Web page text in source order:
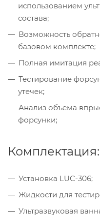
использованием
состава;
Возможность
базовом комплекте;
Полная имитация
Тестирование
утечек;
Анализ объема
форсунки;
Комплектация:
Установка LUC-306;
Жидкости для
Ультразвуковая